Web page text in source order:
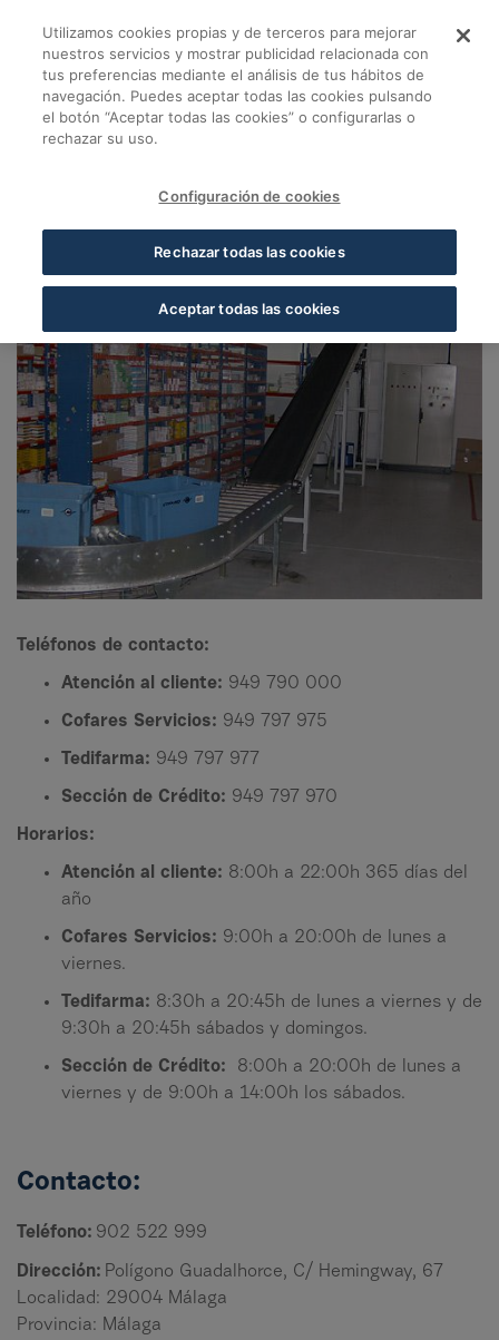
Almacén Málaga -
Volver a Almacenes Cofares
Málaga
29004, Málaga, Málaga
Teléfonos de contacto:
Atención al cliente: 949 790 000
Cofares Servicios: 949 797 975
Tedifarma: 949 797 977
Sección de Crédito: 949 797 970
Horarios:
Atención al cliente: 8:00h a 22:00h 365 días del
año
Cofares Servicios: 9:00h a 20:00h de lunes a
viernes.
Tedifarma: 8:30h a 20:45h de lunes a viernes y de
9:30h a 20:45h sábados y domingos.
Sección de Crédito: 8:00h a 20:00h de lunes a
viernes y de 9:00h a 14:00h los sábados.
Contacto:
Teléfono: 902 522 999
Dirección: Polígono Guadalhorce, C/ Hemingway, 67
Localidad: 29004 Málaga
Provincia: Málaga
Utilizamos cookies propias y de terceros para mejorar
nuestros servicios y mostrar publicidad relacionada con
tus preferencias mediante el análisis de tus hábitos de
navegación. Puedes aceptar todas las cookies pulsando
el botón “Aceptar todas las cookies” o configurarlas o
rechazar su uso.
Configuración de cookies
Rechazar todas las cookies
Aceptar todas las cookies